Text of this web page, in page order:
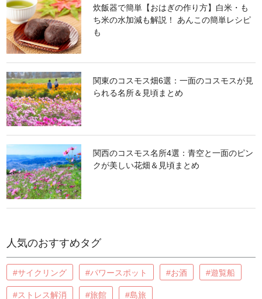
炊飯器で簡単【おはぎの作り方】白米・も
ち米の水加減も解説！ あんこの簡単レシピ
も
関東のコスモス畑6選：一面のコスモスが見
られる名所＆見頃まとめ
関西のコスモス名所4選：青空と一面のピン
クが美しい花畑＆見頃まとめ
人気のおすすめタグ
#サイクリング #パワースポット #お酒 #遊覧船
#ストレス解消 #旅館 #島旅